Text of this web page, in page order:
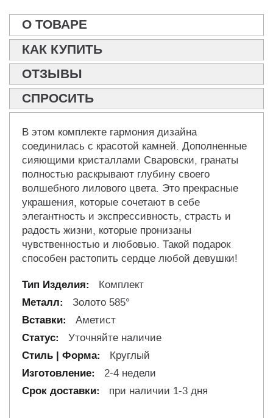
О ТОВАРЕ
КАК КУПИТЬ
ОТЗЫВЫ
СПРОСИТЬ
В этом комплекте гармония дизайна
соединилась с красотой камней. Дополненные
сияющими кристаллами Сваровски, гранаты
полностью раскрывают глубину своего
волшебного лилового цвета. Это прекрасные
украшения, которые сочетают в себе
элегантность и экспрессивность, страсть и
радость жизни, которые пронизаны
чувственностью и любовью. Такой подарок
способен растопить сердце любой девушки!
Комплект
Золото 585°
Аметист
Уточняйте наличие
Круглый
2-4 недели
при наличии 1-3 дня